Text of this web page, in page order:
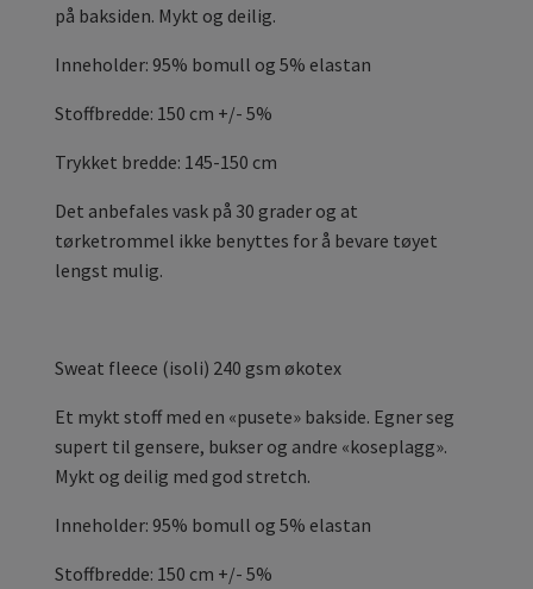
på baksiden. Mykt og deilig.
Inneholder: 95% bomull og 5% elastan
Stoffbredde: 150 cm +/- 5%
Trykket bredde: 145-150 cm
Det anbefales vask på 30 grader og at
tørketrommel ikke benyttes for å bevare tøyet
lengst mulig.
Sweat fleece (isoli) 240 gsm økotex
Et mykt stoff med en «pusete» bakside. Egner seg
supert til gensere, bukser og andre «koseplagg».
Mykt og deilig med god stretch.
Inneholder: 95% bomull og 5% elastan
Stoffbredde: 150 cm +/- 5%